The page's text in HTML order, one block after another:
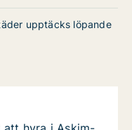
upptäcks löpande
att hyra i Askim-
Askim-Frölunda-